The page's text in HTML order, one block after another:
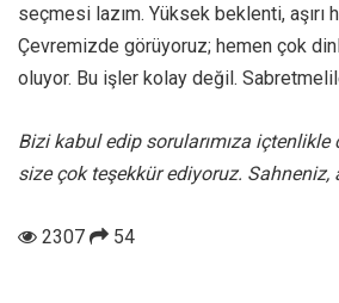
seçmesi lazım. Yüksek beklenti, aşırı
Çevremizde görüyoruz; hemen çok
oluyor. Bu işler kolay değil.
Bizi kabul edip sorularımıza
size çok teşekkür ediyoruz. Sahneniz,
2307 54